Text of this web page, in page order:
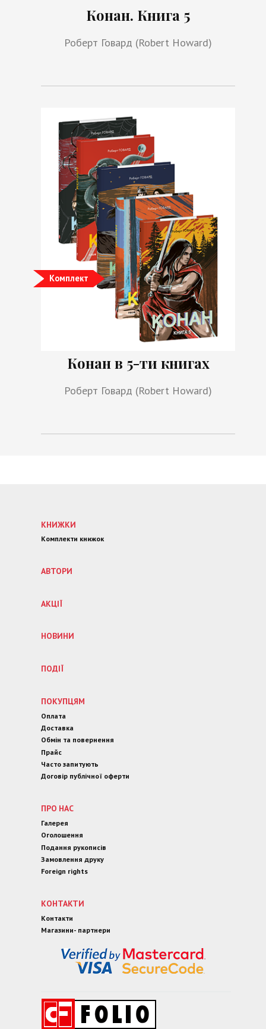
Конан. Книга 5
Роберт Говард (Robert Howard)
Комплект
Конан в 5-ти книгах
Роберт Говард (Robert Howard)
КНИЖКИ
Комплекти книжок
АВТОРИ
АКЦІЇ
НОВИНИ
ПОДІЇ
ПОКУПЦЯМ
Оплата
Доставка
Обмін та повернення
Прайс
Часто запитують
Договір публічної оферти
ПРО НАС
Галерея
Оголошення
Подання рукописів
Замовлення друку
Foreign rights
КОНТАКТИ
Контакти
Магазини- партнери